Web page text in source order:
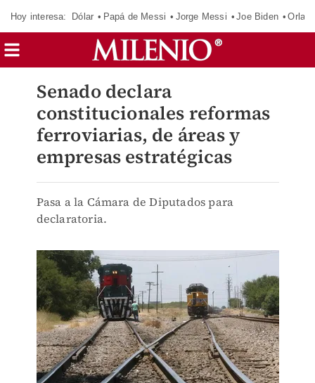
Hoy interesa: Dólar Papá de Messi Jorge Messi Joe Biden
Senado declara
constitucionales reformas
ferroviarias, de áreas y
empresas estratégicas
Pasa a la Cámara de Diputados para
declaratoria.